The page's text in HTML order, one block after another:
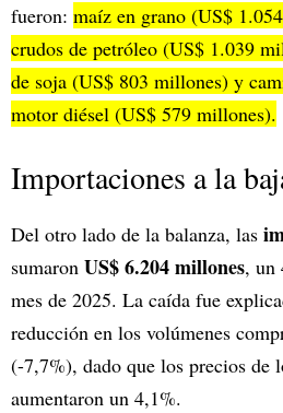
fueron: maíz en grano (US$
crudos de petróleo (US$ 1.039
de soja (US$ 803 millones) y
motor diésel (US$ 579 millones).
Importaciones a la
Del otro lado de la balanza, las
sumaron US$ 6.204 millones, un
mes de 2025. La caída fue
reducción en los volúmenes
(-7,7%), dado que los precios de
aumentaron un 4,1%.